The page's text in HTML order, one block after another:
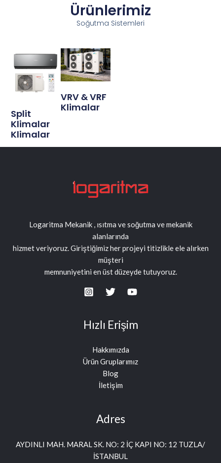
Ürünlerimiz
Soğutma Sistemleri​
Split
Klimalar
Klimalar
VRV & VRF
Klimalar
Logaritma Mekanik , ısıtma ve soğutma ve mekanik
alanlarında
hizmet veriyoruz. Giriştiğimiz her projeyi titizlikle ele alırken
müşteri
memnuniyetini en üst düzeyde tutuyoruz.
Hızlı Erişim
Hakkımızda
Ürün Gruplarımız
Blog
İletişim
Adres
AYDINLI MAH. MARAL SK. NO: 2 İÇ KAPI NO: 12 TUZLA/
İSTANBUL